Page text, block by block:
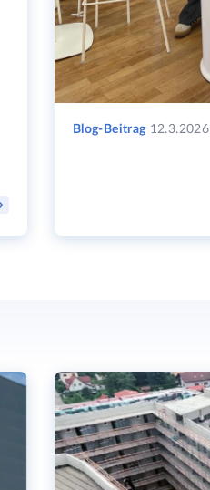
Blog-Beitrag 12.3.2026